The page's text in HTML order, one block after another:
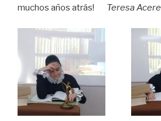
muchos años atrás! Teresa